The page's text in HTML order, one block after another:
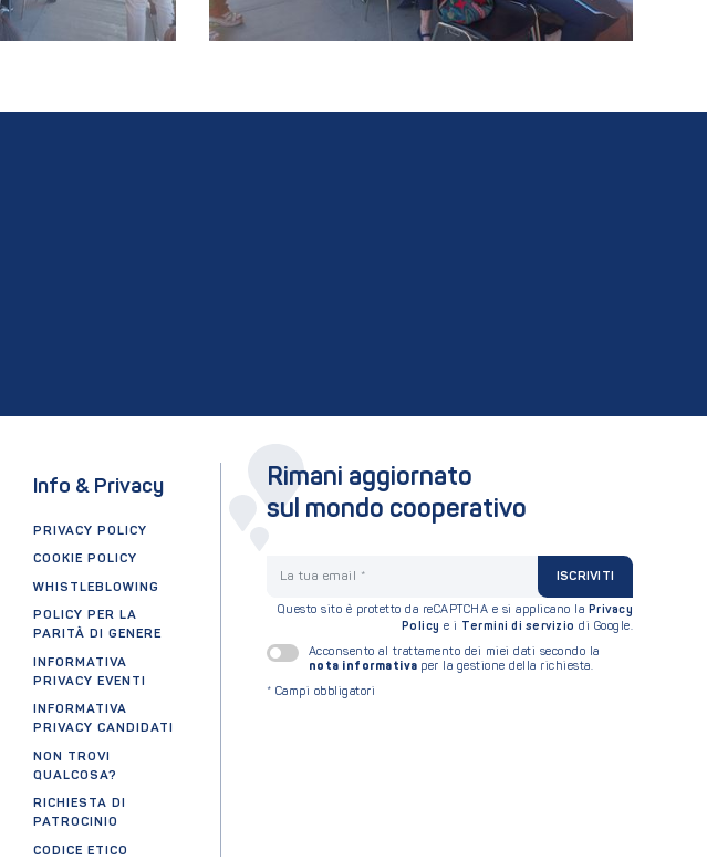
Info & Privacy
PRIVACY POLICY
COOKIE POLICY
WHISTLEBLOWING
POLICY PER LA
PARITÀ DI GENERE
INFORMATIVA
PRIVACY EVENTI
INFORMATIVA
PRIVACY CANDIDATI
NON TROVI
QUALCOSA?
RICHIESTA DI
PATROCINIO
CODICE ETICO
Rimani aggiornato
sul mondo cooperativo
ISCRIVITI
Questo sito è protetto da reCAPTCHA e si applicano la Privacy
Policy e i Termini di servizio di Google.
Acconsento al trattamento dei miei dati secondo la
nota informativa per la gestione della richiesta.
* Campi obbligatori